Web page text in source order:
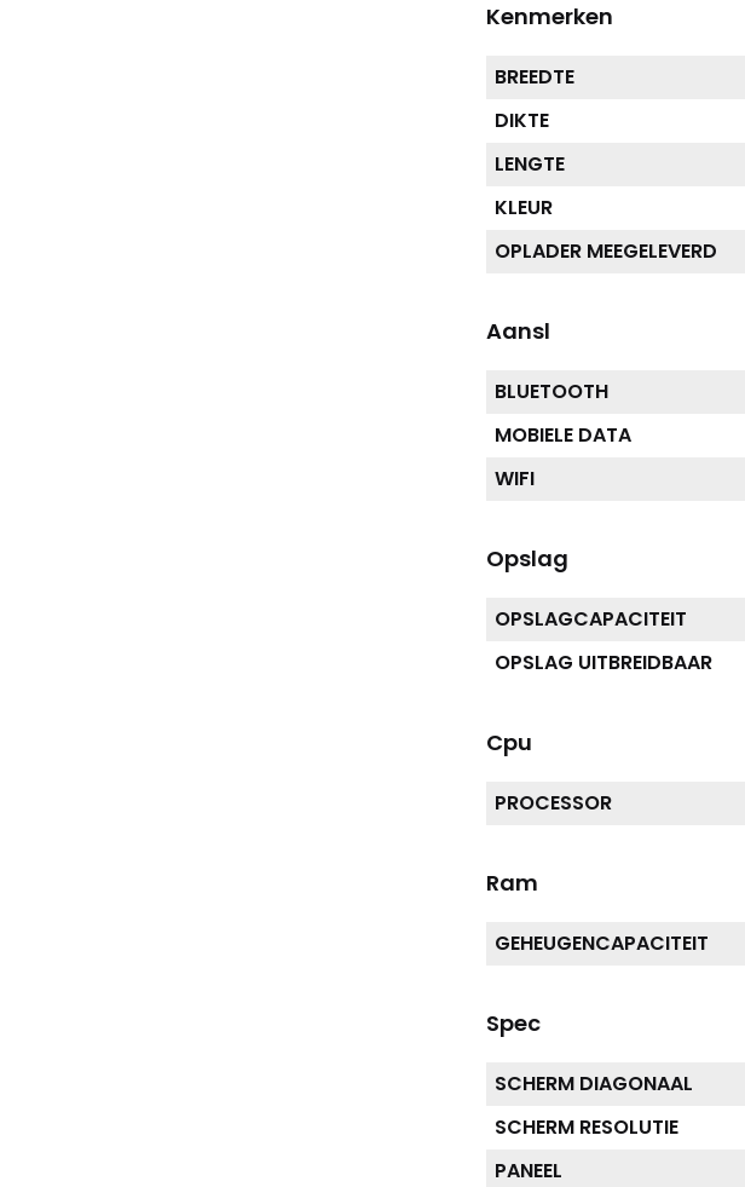
Kenmerken
BREEDTE
DIKTE
LENGTE
KLEUR
OPLADER MEEGELEVERD
Aansl
BLUETOOTH
MOBIELE DATA
WIFI
Opslag
OPSLAGCAPACITEIT
OPSLAG UITBREIDBAAR
Cpu
PROCESSOR
Ram
GEHEUGENCAPACITEIT
Spec
SCHERM DIAGONAAL
SCHERM RESOLUTIE
PANEEL